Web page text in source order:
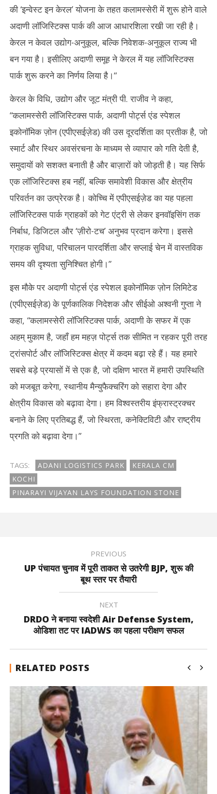
की ‘इन्वेस्ट इन केरल’ योजना के तहत कलामस्सेरी में शुरू होने वाले
अदाणी लॉजिस्टिक्स पार्क की आज आधारशिला रखी जा रही है।
केरल न केवल उद्योग-अनुकूल, बल्कि निवेशक-अनुकूल राज्य भी
बन गया है। इसीलिए अदाणी समूह ने केरल में यह लॉजिस्टिक्स
पार्क शुरू करने का निर्णय लिया है।“
केरल के विधि, उद्योग और जूट मंत्री पी. राजीव ने कहा,
“कलामस्सेरी लॉजिस्टिक्स पार्क, अदाणी पोर्ट्स एंड स्पेशल
इकोनॉमिक ज़ोन (एपीएसईज़ेड) की उस दूरदर्शिता का प्रतीक है, जो
स्मार्ट और स्थिर अवसंरचना के माध्यम से व्यापार को गति देती है,
समुदायों को सशक्त बनाती है और बाज़ारों को जोड़ती है। यह सिर्फ
एक लॉजिस्टिक्स हब नहीं, बल्कि समावेशी विकास और क्षेत्रीय
परिवर्तन का उत्प्रेरक है। कोच्चि में एपीएसईज़ेड का यह पहला
लॉजिस्टिक्स पार्क ग्राहकों को गेट एंट्री से लेकर इनवॉइसिंग तक
निर्बाध, डिजिटल और ‘ज़ीरो-टच’ अनुभव प्रदान करेगा। इससे
ग्राहक सुविधा, परिचालन पारदर्शिता और सप्लाई चेन में वास्तविक
समय की दृश्यता सुनिश्चित होगी।”
इस मौके पर अदाणी पोर्ट्स एंड स्पेशल इकोनॉमिक ज़ोन लिमिटेड
(एपीएसईज़ेड) के पूर्णकालिक निदेशक और सीईओ अश्वनी गुप्ता ने
कहा, “कलामस्सेरी लॉजिस्टिक्स पार्क, अदाणी के सफर में एक
अहम् मुकाम है, जहाँ हम महज़ पोर्ट्स तक सीमित न रहकर पूरी तरह
ट्रांसपोर्ट और लॉजिस्टिक्स क्षेत्र में कदम बढ़ा रहे हैं। यह हमारे
सबसे बड़े प्रयासों में से एक है, जो दक्षिण भारत में हमारी उपस्थिति
को मजबूत करेगा, स्थानीय मैन्युफैक्चरिंग को सहारा देगा और
क्षेत्रीय विकास को बढ़ावा देगा। हम विश्वस्तरीय इंफ्रास्ट्रक्चर
बनाने के लिए प्रतिबद्ध हैं, जो स्थिरता, कनेक्टिविटी और राष्ट्रीय
प्रगति को बढ़ावा देगा।”
TAGS: ADANI LOGISTICS PARK
KERALA CM
KOCHI
PINARAYI VIJAYAN LAYS FOUNDATION STONE
PREVIOUS
UP पंचायत चुनाव में पूरी ताकत से उतरेगी BJP, शुरू की
बूथ स्तर पर तैयारी
NEXT
DRDO ने बनाया स्वदेशी Air Defense System,
ओडिशा तट पर IADWS का पहला परीक्षण सफल
RELATED POSTS